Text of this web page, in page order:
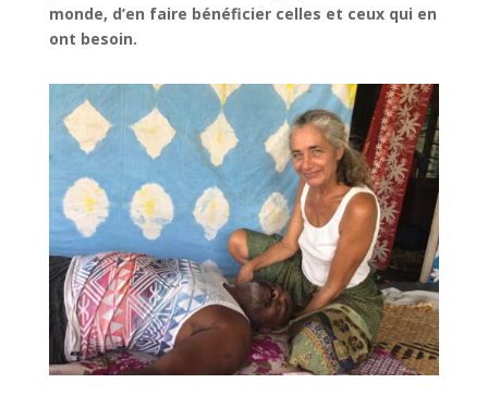
monde, d’en faire bénéficier celles et ceux qui en
ont besoin.